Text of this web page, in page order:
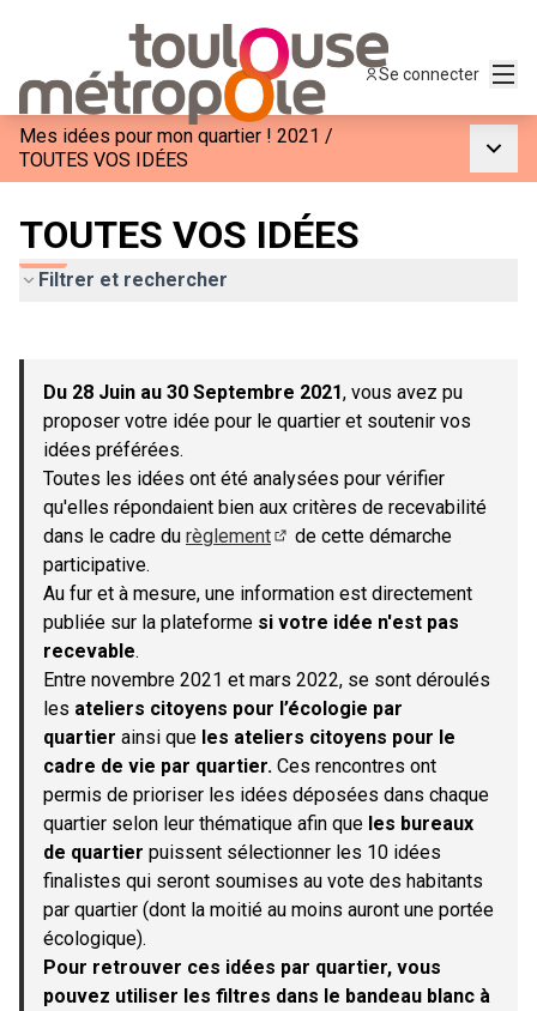
Se connecter
Mes idées pour mon quartier ! 2021 /
TOUTES VOS IDÉES
TOUTES VOS IDÉES
Filtrer et rechercher
−
Du 28 Juin au 30 Septembre 2021, vous avez pu
proposer votre idée pour le quartier et soutenir vos
idées préférées.
Toutes les idées ont été analysées pour vérifier
qu'elles répondaient bien aux critères de recevabilité
dans le cadre du règlement
de cette démarche
participative.
Au fur et à mesure, une information est directement
publiée sur la plateforme si votre idée n'est pas
recevable.
Entre novembre 2021 et mars 2022, se sont déroulés
les ateliers citoyens pour l’écologie par
quartier ainsi que les ateliers citoyens pour le
cadre de vie par quartier. Ces rencontres ont
permis de prioriser les idées déposées dans chaque
quartier selon leur thématique afin que les bureaux
de quartier puissent sélectionner les 10 idées
finalistes qui seront soumises au vote des habitants
par quartier (dont la moitié au moins auront une portée
écologique).
Pour retrouver ces idées par quartier, vous
pouvez utiliser les filtres dans le bandeau blanc à